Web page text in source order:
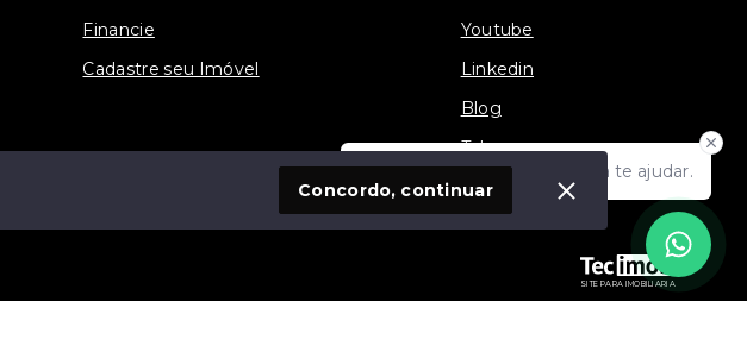
Olá! Estamos disponíveis para te ajudar.
Financie
Cadastre seu Imóvel
Youtube
Linkedin
Blog
Telegram
TikTok
SITE PARA IMOBILIARIA
Concordo, continuar